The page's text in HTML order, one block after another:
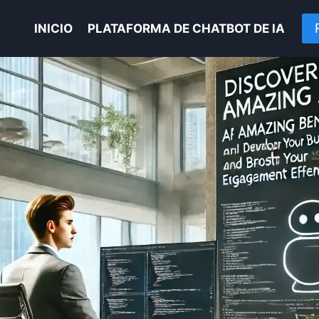
INICIO PLATAFORMA DE CHATBOT DE IA